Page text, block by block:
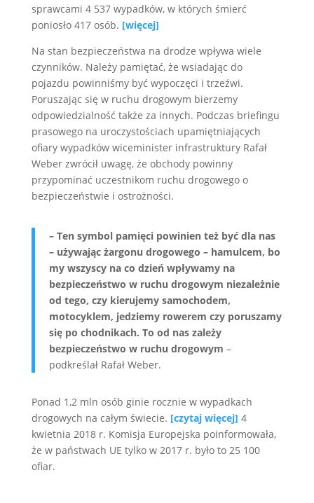
sprawcami 4 537 wypadków, w których śmierć
poniosło 417 osób. [więcej]
Na stan bezpieczeństwa na drodze wpływa wiele
czynników. Należy pamiętać, że wsiadając do
pojazdu powinniśmy być wypoczęci i trzeźwi.
Poruszając się w ruchu drogowym bierzemy
odpowiedzialność także za innych. Podczas briefingu
prasowego na uroczystościach upamiętniających
ofiary wypadków wiceminister infrastruktury Rafał
Weber zwrócił uwagę, że obchody powinny
przypominać uczestnikom ruchu drogowego o
bezpieczeństwie i ostrożności.
– Ten symbol pamięci powinien też być dla nas
– używając żargonu drogowego – hamulcem, bo
my wszyscy na co dzień wpływamy na
bezpieczeństwo w ruchu drogowym niezależnie
od tego, czy kierujemy samochodem,
motocyklem, jedziemy rowerem czy poruszamy
się po chodnikach. To od nas zależy
bezpieczeństwo w ruchu drogowym –
podkreślał Rafał Weber.
Ponad 1,2 mln osób ginie rocznie w wypadkach
drogowych na całym świecie. [czytaj więcej] 4
kwietnia 2018 r. Komisja Europejska poinformowała,
że w państwach UE tylko w 2017 r. było to 25 100
ofiar.